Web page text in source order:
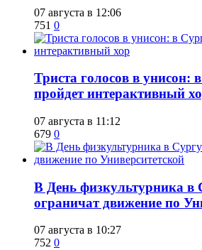
07 августа в 12:06
751 0
​Триста голосов в унисон:
пройдет интерактивный
07 августа в 11:12
679 0
​В День физкультурника в
ограничат движение по
07 августа в 10:27
752 0